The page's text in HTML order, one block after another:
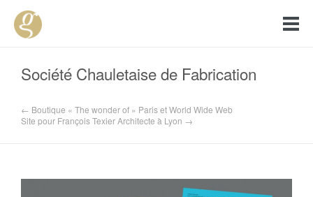
Société Chauletaise de Fabrication
← Boutique « The wonder of » Paris et World Wide Web
Site pour François Texier Architecte à Lyon →